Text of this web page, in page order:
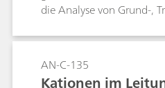
die Analyse von Grund-,
die Urankonzentration
Selbstverständlich
für die Spurenanalytik in
AN-C-135
Kationen im